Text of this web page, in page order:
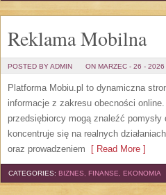
Reklama Mobilna
POSTED BY ADMIN ON MARZEC - 26 - 2026
Platforma Mobiu.pl to dynamiczna
informacje z zakresu obecności
przedsiębiorcy mogą znaleźć
koncentruje się na realnych
oraz prowadzeniem [ Read More ]
CATEGORIES: BIZNES, FINANSE, EKONOMIA